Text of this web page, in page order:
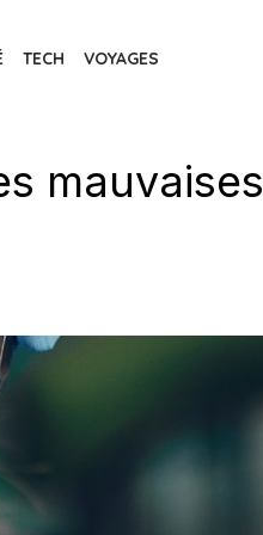
TECH VOYAGES
mauvaises